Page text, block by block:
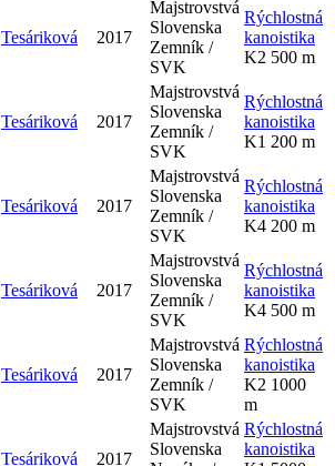
Tesáriková 2017
Majstrovstvá
Slovenska
Zemník /
SVK
Rýchlostná
kanoistika
K2 500 m
Tesáriková 2017
Majstrovstvá
Slovenska
Zemník /
SVK
Rýchlostná
kanoistika
K1 200 m
Tesáriková 2017
Majstrovstvá
Slovenska
Zemník /
SVK
Rýchlostná
kanoistika
K4 200 m
Tesáriková 2017
Majstrovstvá
Slovenska
Zemník /
SVK
Rýchlostná
kanoistika
K4 500 m
Tesáriková 2017
Majstrovstvá
Slovenska
Zemník /
SVK
Rýchlostná
kanoistika
K2 1000
m
Tesáriková 2017
Majstrovstvá
Slovenska
Rýchlostná
kanoistika